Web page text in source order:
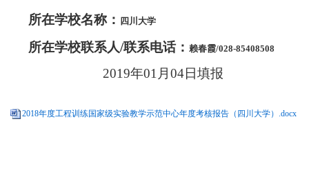
所在学校名称： 四川大学
所在学校联系人/联系电话： 赖春霞/028-85408508
2019年01 月04日填报
2018年度工程训练国家级实验教学示范中心年度考核报告（四川大学）.docx